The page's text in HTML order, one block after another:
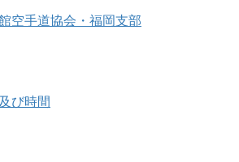
空手道協会・福岡支部
び時間